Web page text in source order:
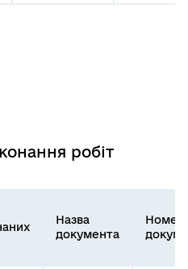
робіт
Назва
документа
Номер